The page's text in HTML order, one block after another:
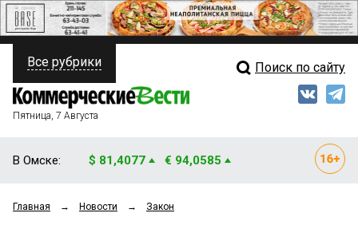
ПОЛИТИКА
ФИНАНСЫ
ОБЩЕСТВО
Свежий выпуск
Все рубрики Поиск по сайту
Пятница, 7 Августа
В Омске: $ 81,4077 € 94,0585
Главная → Новости → Закон